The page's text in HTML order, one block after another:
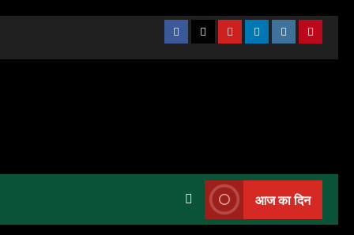
Facebook
X YoutubeLinkedinInstagram
आज का दिन